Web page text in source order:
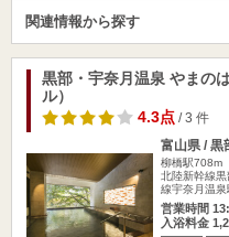
関連情報から探す
黒部・宇奈月温泉 やまの
ル）
4.3点/ 3 件
富山県 / 黒
柳橋駅708m
北陸新幹線
線宇奈月温泉
営業時間
入浴料金